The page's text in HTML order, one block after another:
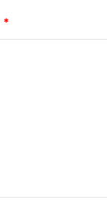
*